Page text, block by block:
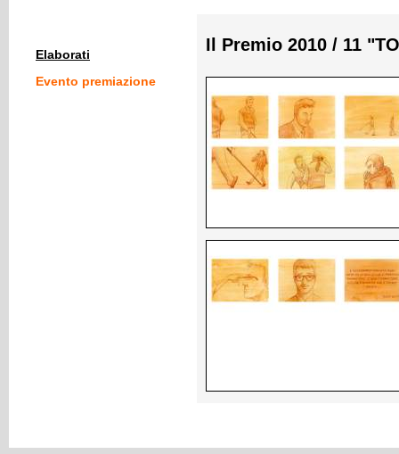
Elaborati
Evento premiazione
Il Premio 2010 / 11